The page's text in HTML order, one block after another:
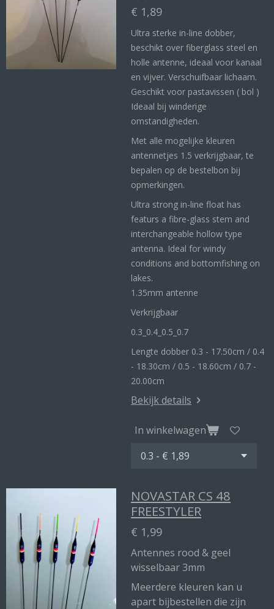
€ 1,89
Ultra sterke in-line dobber,
beschikt over fiberglass steel en
holle antenne, ideaal voor kanaal
en vijver. Verschuifbaar lichaam.
Geschikt voor pastavissen ( bol )
Ideaal bij winderige
omstandigheden.
Met alle mogelijke kleuren
antennetjes 1.5 verkrijgbaar, te
bepalen op de bestelbon bij
opmerkingen.
Ultra strong in-line float has
featurs a fibre-glass stem and
interchangeable hollow type
antenna. Ideal for windy
conditions and bottomfishing on
lakes.
1.35mm antenne
Verkrijgbaar
0.3_ 0.4_ 0.5_0.7
Lengte dobber 0.3 - 17.50cm / 0.4
- 18.30cm / 0.5 - 18.60cm / 0.7 -
20.00cm
Bekijk details
In winkelwagen
NOVASTAR CS 48
FREESTYLER
€ 1,99
Antennes rood & geel
wisselbaar 3mm
Meerdere kleuren kan u
apart bijbestellen die zijn